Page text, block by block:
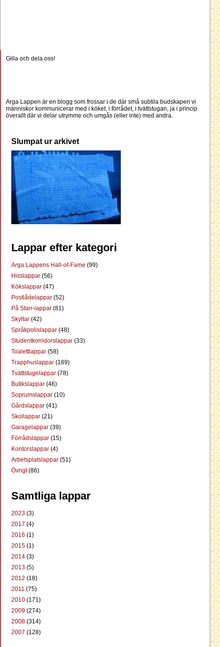
Gilla och dela oss!
Arga Lappen är en blogg som frossar i de där små subtila budskapen vi
människor kommunicerar med i köket, i förrådet, i tvättstugan, ja i princip
överallt där vi delar utrymme och umgås (eller inte) med andra.
Slumpat ur arkivet
Lappar efter kategori
Arga Lappens Hall-of-Fame (99)
Hisslappar (56)
Kökslappar (47)
Postlådelappar (52)
På Stan-lappar (81)
Skyltar (42)
Språkpolislappar (48)
Studentkorridorslappar (33)
Toalettlappar (58)
Trapphuslappar (189)
Tvättstugelappar (78)
Butikslappar (46)
Soprumslappar (10)
Gårdslappar (41)
Skollappar (21)
Garagelappar (39)
Förrådslappar (15)
Kontorslappar (4)
Arbetsplatslappar (51)
Övrigt(86)
Samtliga lappar
2023 (3)
2017 (4)
2016 (1)
2015 (1)
2014 (3)
2013 (5)
2012 (18)
2011 (75)
2010 (171)
2009 (274)
2008 (314)
2007 (128)